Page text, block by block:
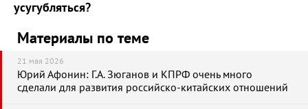
усугубляться?
Материалы по теме
21 мая 2026
Юрий Афонин: Г.А. Зюганов и КПРФ очень много
сделали для развития российско-китайских отношений